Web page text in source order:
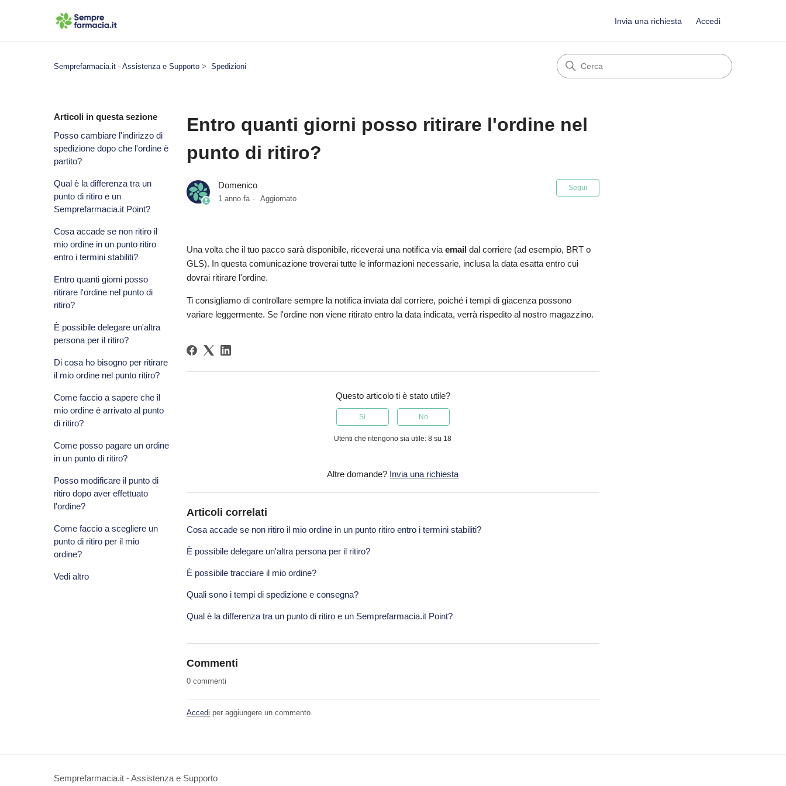
Invia una richiesta Accedi
Semprefarmacia.it - Assistenza e Supporto Spedizioni
Articoli in questa sezione
Posso cambiare l'indirizzo di
spedizione dopo che l'ordine è
partito?
Qual è la differenza tra un
punto di ritiro e un
Semprefarmacia.it Point?
Cosa accade se non ritiro il
mio ordine in un punto ritiro
entro i termini stabiliti?
Entro quanti giorni posso
ritirare l'ordine nel punto di
ritiro?
È possibile delegare un'altra
persona per il ritiro?
Di cosa ho bisogno per ritirare
il mio ordine nel punto ritiro?
Come faccio a sapere che il
mio ordine è arrivato al punto
di ritiro?
Come posso pagare un ordine
in un punto di ritiro?
Posso modificare il punto di
ritiro dopo aver effettuato
l'ordine?
Come faccio a scegliere un
punto di ritiro per il mio
ordine?
Vedi altro
Entro quanti giorni posso ritirare l'ordine nel
punto di ritiro?
Domenico
1 anno fa Aggiornato
Segui
Una volta che il tuo pacco sarà disponibile, riceverai una notifica viaemail dal corriere (ad esempio, BRT o
GLS). In questa comunicazione troverai tutte le informazioni necessarie, inclusa la data esatta entro cui
dovrai ritirare l'ordine.
Ti consigliamo di controllare sempre la notifica inviata dal corriere, poiché i tempi di giacenza possono
variare leggermente. Se l'ordine non viene ritirato entro la data indicata, verrà rispedito al nostro magazzino.
Questo articolo ti è stato utile?
Sì No
Utenti che ritengono sia utile: 8 su 18
Altre domande? Invia una richiesta
Articoli correlati
Cosa accade se non ritiro il mio ordine in un punto ritiro entro i termini stabiliti?
È possibile delegare un'altra persona per il ritiro?
È possibile tracciare il mio ordine?
Quali sono i tempi di spedizione e consegna?
Qual è la differenza tra un punto di ritiro e un Semprefarmacia.it Point?
Commenti
0 commenti
Accedi per aggiungere un commento.
Semprefarmacia.it - Assistenza e Supporto